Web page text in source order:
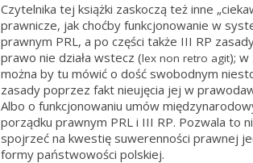
Czytelnika tej książki zaskoczą też inne
prawnicze, jak choćby funkcjonowanie w
prawnym PRL, a po części także III RP
prawo nie działa wstecz (lex non retro agit); w
można by tu mówić o dość swobodnym
zasady poprzez fakt nieujęcia jej w
Albo o funkcjonowaniu umów
porządku prawnym PRL i III RP. Pozwala to
spojrzeć na kwestię suwerenności prawnej
formy państwowości polskiej.